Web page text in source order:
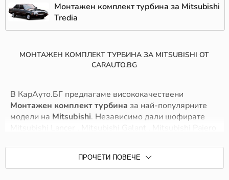
Монтажен комплект турбина за Mitsubishi
Tredia
МОНТАЖЕН КОМПЛЕКТ ТУРБИНА ЗА MITSUBISHI ОТ
CARAUTO.BG
В КарАуто.БГ предлагаме висококачествени
Монтажен комплект турбина за най-популярните
модели на Mitsubishi. Независимо дали шофирате
ще намерите точните Монтажен комплект турбина,
които гарантират безопасност и надеждност. Нашите
ПРОЧЕТИ ПОВЕЧЕ